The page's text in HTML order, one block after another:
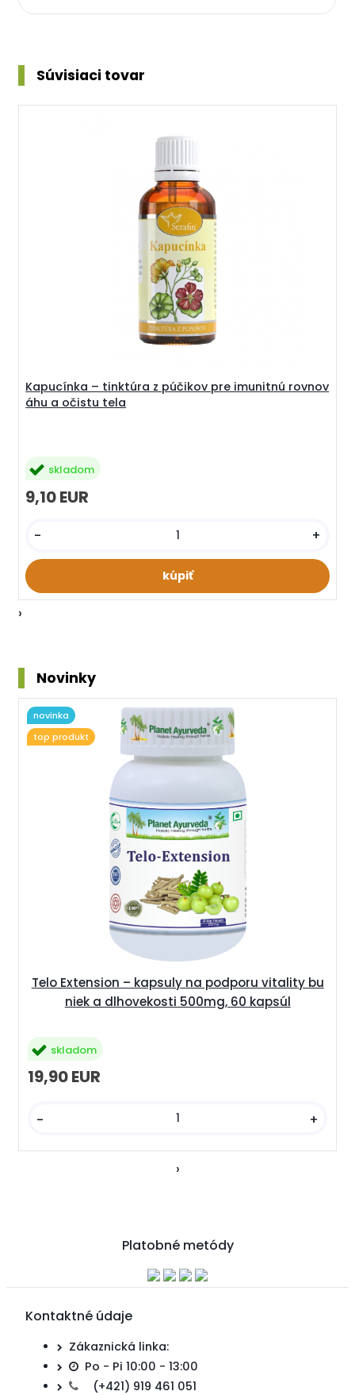
Súvisiaci tovar
Kapucínka – tinktúra z púčikov pre imunitnú rovnov
áhu a očistu tela
9,10 EUR
skladom
- +
›
Novinky
Telo Extension – kapsuly na podporu vitality bu
niek a dlhovekosti 500mg, 60 kapsúl
19,90 EUR
- +
skladom
novinka
top produkt
›
Platobné metódy
Kontaktné údaje
Zákaznická linka:
Po - Pi 10:00 - 13:00
(+421) 919 461 051